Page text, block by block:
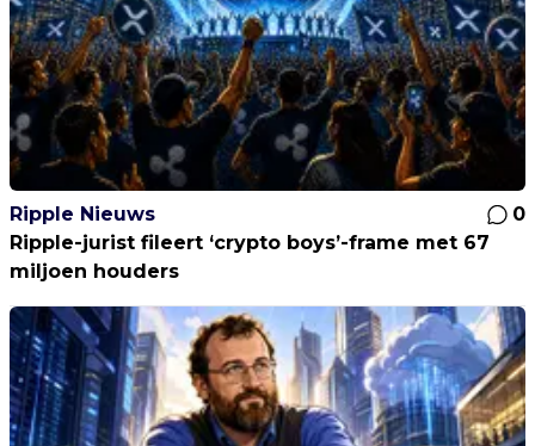
Ripple Nieuws
0
Ripple-jurist fileert ‘crypto boys’-frame met 67
miljoen houders